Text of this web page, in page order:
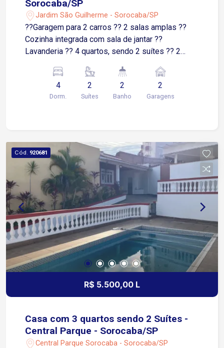
Sorocaba/SP
Jardim São Guilherme - Sorocaba/SP
??Garagem para 2 carros ?? 2 salas amplas ??
Cozinha integrada com sala de jantar ??
Lavanderia ?? 4 quartos, sendo 2 suítes ?? 2
lenha ?? Forno de pizza ?? Espaço mobiliado e
pronto para receber amigos e família
4
Dorm.
2
Suítes
2
Banho
2
Garagens
Cód. 920681
R$ 5.500,00 L
Casa com 3 quartos sendo 2 Suítes -
Central Parque - Sorocaba/SP
Central Parque Sorocaba - Sorocaba/SP